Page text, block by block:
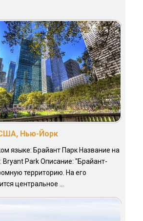
Нью-Йорк
языке: Брайант Парк Название на
Bryant Park Описание: "Брайант-
территорию. На его
центральное ...